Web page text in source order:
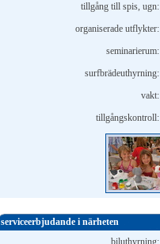
tillgång till spis, ugn:
organiserade utflykter:
seminarierum:
surfbrädeuthyrning:
vakt:
tillgångskontroll:
serviceerbjudande i närheten
biluthyrning: